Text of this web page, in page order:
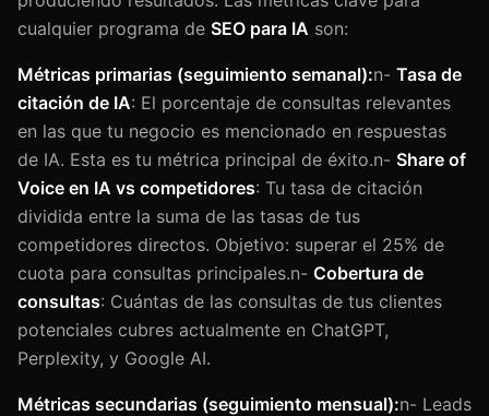
cualquier programa de SEO para IA son:
Métricas primarias (seguimiento semanal):n- Tasa de
citación de IA: El porcentaje de consultas relevantes
en las que tu negocio es mencionado en respuestas
de IA. Esta es tu métrica principal de éxito.n- Share of
Voice en IA vs competidores: Tu tasa de citación
dividida entre la suma de las tasas de tus
competidores directos. Objetivo: superar el 25% de
cuota para consultas principales.n- Cobertura de
consultas: Cuántas de las consultas de tus clientes
potenciales cubres actualmente en ChatGPT,
Perplexity, y Google AI.
Métricas secundarias (seguimiento mensual):n- Leads